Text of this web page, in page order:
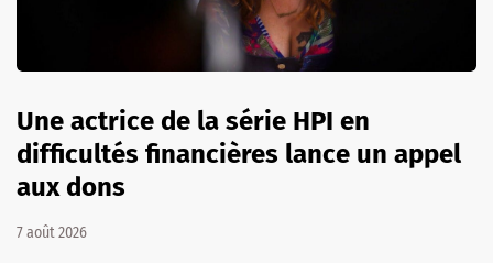
Une actrice de la série HPI en
difficultés financières lance un appel
aux dons
7 août 2026